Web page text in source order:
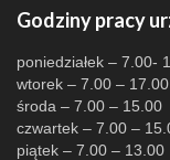
Godziny pracy
poniedziałek – 7.00-
wtorek – 7.00 – 17.00
środa – 7.00 – 15.00
czwartek – 7.00 –
piątek – 7.00 – 13.00